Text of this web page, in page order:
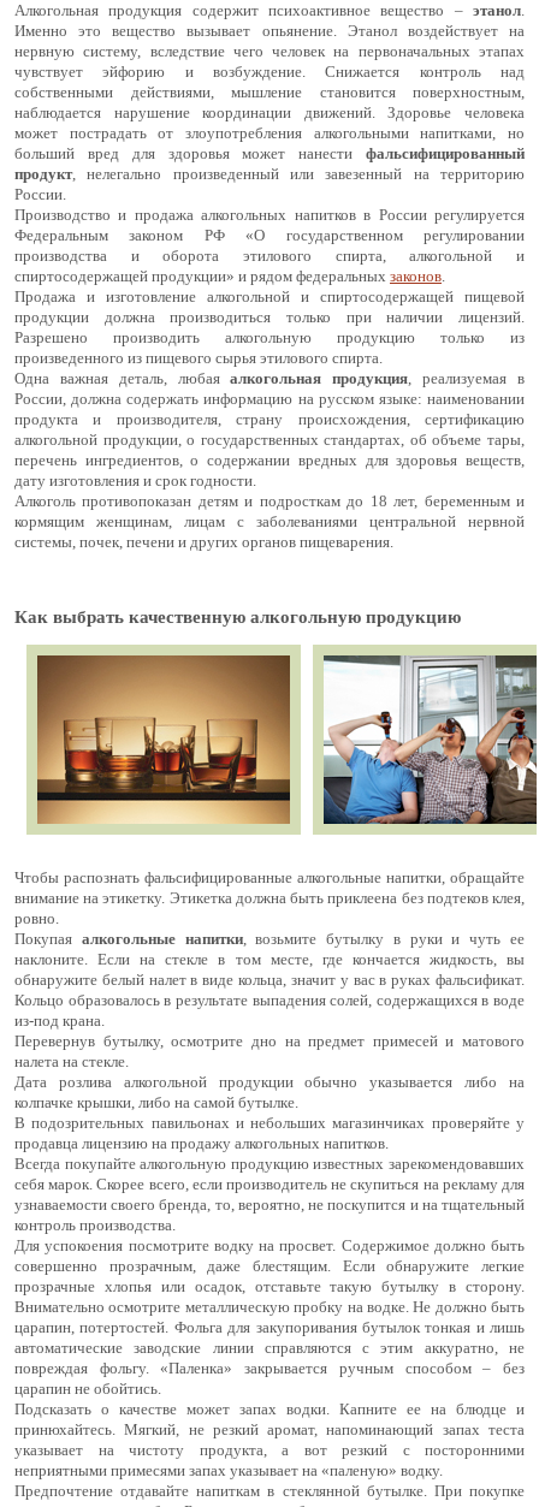
Алкогольная продукция содержит психоактивное вещество – этанол.
Именно это вещество вызывает опьянение. Этанол воздействует на
нервную систему, вследствие чего человек на первоначальных этапах
чувствует эйфорию и возбуждение. Снижается контроль над
собственными действиями, мышление становится поверхностным,
наблюдается нарушение координации движений. Здоровье человека
может пострадать от злоупотребления алкогольными напитками, но
больший вред для здоровья может нанести фальсифицированный
продукт, нелегально произведенный или завезенный на территорию
России.
Производство и продажа алкогольных напитков в России регулируется
Федеральным законом РФ «О государственном регулировании
производства и оборота этилового спирта, алкогольной и
спиртосодержащей продукции» и рядом федеральных законов.
Продажа и изготовление алкогольной и спиртосодержащей пищевой
продукции должна производиться только при наличии лицензий.
Разрешено производить алкогольную продукцию только из
произведенного из пищевого сырья этилового спирта.
Одна важная деталь, любаяалкогольная продукция, реализуемая в
России, должна содержать информацию на русском языке: наименовании
продукта и производителя, страну происхождения, сертификацию
алкогольной продукции, о государственных стандартах, об объеме тары,
перечень ингредиентов, о содержании вредных для здоровья веществ,
дату изготовления и срок годности.
Алкоголь противопоказан детям и подросткам до 18 лет, беременным и
кормящим женщинам, лицам с заболеваниями центральной нервной
системы, почек, печени и других органов пищеварения.
Как выбрать качественную алкогольную продукцию
Чтобы распознать фальсифицированные алкогольные напитки, обращайте
внимание на этикетку. Этикетка должна быть приклеена без подтеков клея,
ровно.
Покупая алкогольные напитки, возьмите бутылку в руки и чуть ее
наклоните. Если на стекле в том месте, где кончается жидкость, вы
обнаружите белый налет в виде кольца, значит у вас в руках фальсификат.
Кольцо образовалось в результате выпадения солей, содержащихся в воде
из-под крана.
Перевернув бутылку, осмотрите дно на предмет примесей и матового
налета на стекле.
Дата розлива алкогольной продукции обычно указывается либо на
колпачке крышки, либо на самой бутылке.
В подозрительных павильонах и небольших магазинчиках проверяйте у
продавца лицензию на продажу алкогольных напитков.
Всегда покупайте алкогольную продукцию известных зарекомендовавших
себя марок. Скорее всего, если производитель не скупиться на рекламу для
узнаваемости своего бренда, то, вероятно, не поскупится и на тщательный
контроль производства.
Для успокоения посмотрите водку на просвет. Содержимое должно быть
совершенно прозрачным, даже блестящим. Если обнаружите легкие
прозрачные хлопья или осадок, отставьте такую бутылку в сторону.
Внимательно осмотрите металлическую пробку на водке. Не должно быть
царапин, потертостей. Фольга для закупоривания бутылок тонкая и лишь
автоматические заводские линии справляются с этим аккуратно, не
повреждая фольгу. «Паленка» закрывается ручным способом – без
царапин не обойтись.
Подсказать о качестве может запах водки. Капните ее на блюдце и
принюхайтесь. Мягкий, не резкий аромат, напоминающий запах теста
указывает на чистоту продукта, а вот резкий с посторонними
неприятными примесями запах указывает на «паленую» водку.
Предпочтение отдавайте напиткам в стеклянной бутылке. При покупке